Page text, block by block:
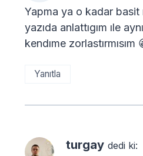
Yapma ya o kadar basit
yazıda anlattıgım ıle
kendıme zorlastırmısım
Yanıtla
turgay dedi ki: